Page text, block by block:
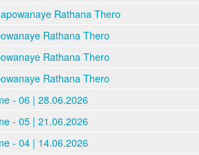
Rathana Thero
Rathana Thero
Rathana Thero
Rathana Thero
- 06 | 28.06.2026
- 05 | 21.06.2026
- 04 | 14.06.2026